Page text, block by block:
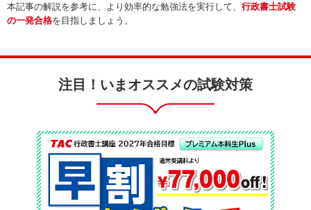
本記事の解説を参考に、より効率的な勉強法を実行して、 行政書士試験
の一発合格を目指しましょう。
注目！いまオススメの試験対策